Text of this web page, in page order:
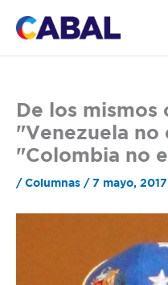
De los mismos
"Venezuela no
"Colombia no
/ Columnas / 7 mayo, 2017